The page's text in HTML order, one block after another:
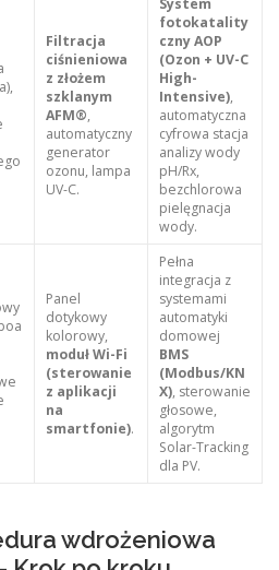
Filtracja
ciśnieniowa
z złożem
szklanym
AFM®,
automatyczny
generator
ozonu, lampa
UV-C.
fotokatality
czny AOP
(Ozon + UV-C
High-
Intensive),
automatyczna
cyfrowa stacja
analizy wody
pH/Rx,
bezchlorowa
pielęgnacja
wody.
Panel
dotykowy
kolorowy,
moduł Wi-Fi
(sterowanie
z aplikacji
na
smartfonie).
Pełna
integracja z
systemami
automatyki
domowej
BMS
(Modbus/KN
X), sterowanie
głosowe,
algorytm
Solar-Tracking
dla PV.
wdrożeniowa